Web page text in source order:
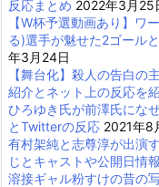
反応まとめ 2022年3月25
【W杯予選動画あり】ワ
る)選手が魅せた2ゴール
年3月24日
【舞台化】殺人の告白の
紹介とネット上の反応を
ひろゆき氏が前澤氏にな
とTwitterの反応 2021年8
有村架純と志尊淳が出演
じとキャストや公開日情
溶接ギャル粉すけの昔の